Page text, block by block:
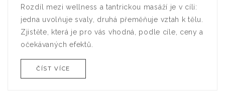
Rozdíl mezi wellness a tantrickou masáží je v cíli:
jedna uvolňuje svaly, druhá přeměňuje vztah k tělu.
Zjistěte, která je pro vás vhodná, podle cíle, ceny a
očekávaných efektů.
ČÍST VÍCE